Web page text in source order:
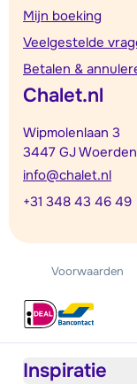
Mijn boeking
Veelgestelde
Betalen &
Chalet.nl
Wipmolenlaan 3
3447 GJ Woerden
info@chalet.nl
+31 348 43 46 49
Voorwaarden
Inspiratie